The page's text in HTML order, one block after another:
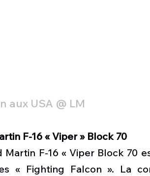
aux USA @ LM
F-16 « Viper » Block 70
Martin F-16 « Viper Block 70
« Fighting Falcon ». La